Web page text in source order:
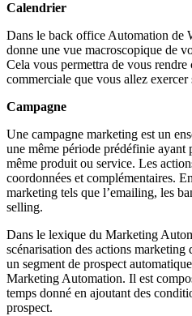
Calendrier
Dans le back office Automation de
donne une vue macroscopique de
Cela vous permettra de vous rendre
commerciale que vous allez exercer
Campagne
Une campagne marketing est un
une même période prédéfinie
même produit ou service. Les
coordonnées et complémentaires.
marketing tels que l’emailing, les
selling.
Dans le lexique du Marketing
scénarisation des actions marketing
un segment de prospect
Marketing Automation. Il est
temps donné en ajoutant des
prospect.